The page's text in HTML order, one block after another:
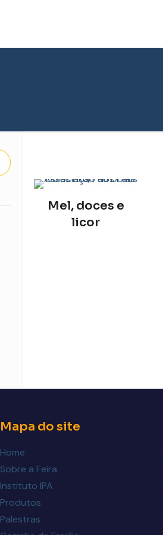
Mel, doces e
licor
Mapa do site
Home
Sobre a Feira
Instituto IPA
Produtos
Palestras